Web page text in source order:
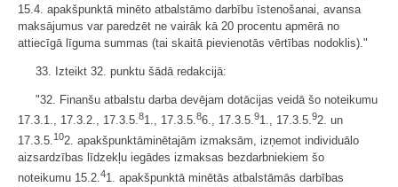
15.4. apakšpunktā minēto atbalstāmo darbību īstenošanai, avansa
maksājumus var paredzēt ne vairāk kā 20 procentu apmērā no
attiecīgā līguma summas (tai skaitā pievienotās vērtības nodoklis)."
33. Izteikt 32. punktu šādā redakcijā:
"32. Finanšu atbalstu darba devējam dotācijas veidā šo noteikumu
17.3.1., 17.3.2., 17.3.5.81., 17.3.5.86., 17.3.5.91., 17.3.5.92. un
17.3.5.102. apakšpunktā ​minētajām izmaksām, izņemot individuālo
aizsardzības līdzekļu iegādes izmaksas bezdarbniekiem šo
noteikumu 15.2.41. apakšpunktā minētās atbalstāmās darbības